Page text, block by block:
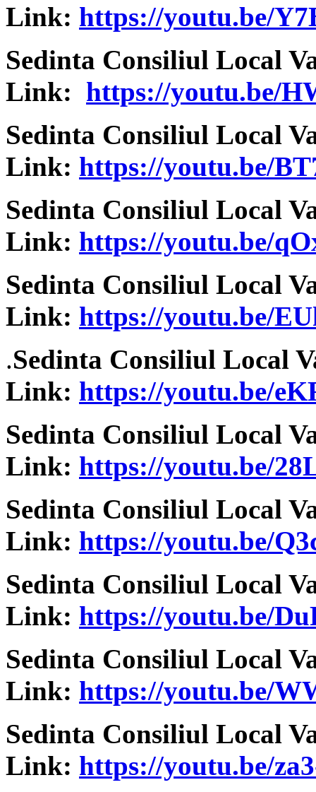
Link: https://youtu.be/
Sedinta Consiliul Local
Link: https://youtu.be/
Sedinta Consiliul Local
Link: https://youtu.be/
Sedinta Consiliul Local
Link: https://youtu.be/
Sedinta Consiliul Local
Link: https://youtu.be/
.Sedinta Consiliul Local
Link: https://youtu.be/
Sedinta Consiliul Local
Link: https://youtu.be/
Sedinta Consiliul Local
Link: https://youtu.be/
Sedinta Consiliul Local
Link: https://youtu.be/
Sedinta Consiliul Local
Link: https://youtu.be/
Sedinta Consiliul Local
Link: https://youtu.be/